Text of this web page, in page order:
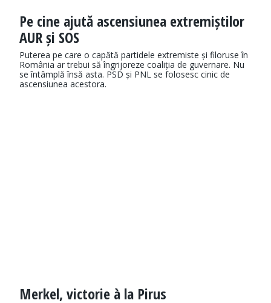
Pe cine ajută ascensiunea extremiștilor
AUR și SOS
Puterea pe care o capătă partidele extremiste și filoruse în
România ar trebui să îngrijoreze coaliția de guvernare. Nu
se întâmplă însă asta. PSD și PNL se folosesc cinic de
ascensiunea acestora.
Merkel, victorie à la Pirus